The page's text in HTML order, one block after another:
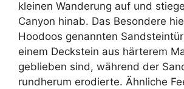
kleinen Wanderung auf und
Canyon hinab. Das Besondere
Hoodoos genannten
einem Deckstein aus härterem
geblieben sind, während der
rundherum erodierte. Ähnliche